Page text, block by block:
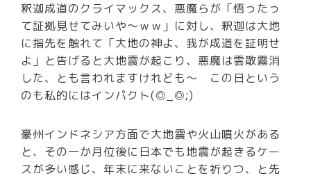
釈迦成道のクライマックス、悪魔らが「悟ったっ
て証拠見せてみいや～ｗｗ」に対し、釈迦は大地
に指先を触れて「大地の神よ、我が成道を証明せ
よ」と告げると大地震が起こり、悪魔は雲散霧消
した、とも言われますけれども～ この日という
のも私的にはインパクト(◎_◎;)
豪州インドネシア方面で大地震や火山噴火がある
と、その一か月位後に日本でも地震が起きるケー
スが多い感じ、年末に来ないことを祈りつ、と先